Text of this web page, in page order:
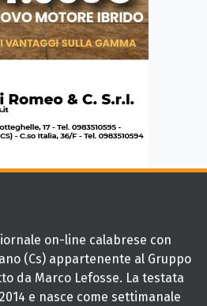
on-line calabrese con
(Cs) appartenente al Gruppo
da Marco Lefosse. La testata
e nasce come settimanale